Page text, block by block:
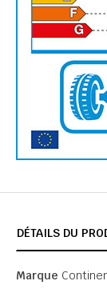
DÉTAILS DU
Marque